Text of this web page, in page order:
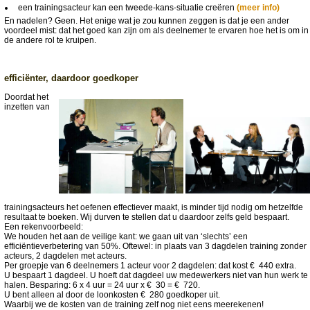
een trainingsacteur kan een tweede-kans-situatie creëren (meer info)
En nadelen? Geen. Het enige wat je zou kunnen zeggen is dat je een ander
voordeel mist: dat het goed kan zijn om als deelnemer te ervaren hoe het is om in
de andere rol te kruipen.
efficiënter, daardoor goedkoper
Doordat het
inzetten van
trainingsacteurs het oefenen effectiever maakt, is minder tijd nodig om hetzelfde
resultaat te boeken. Wij durven te stellen dat u daardoor zelfs geld bespaart.
Een rekenvoorbeeld:
We houden het aan de veilige kant: we gaan uit van ‘slechts’ een
efficiëntieverbetering van 50%. Oftewel: in plaats van 3 dagdelen training zonder
acteurs, 2 dagdelen met acteurs.
Per groepje van 6 deelnemers 1 acteur voor 2 dagdelen: dat kost € 440 extra.
U bespaart 1 dagdeel. U hoeft dat dagdeel uw medewerkers niet van hun werk te
halen. Besparing: 6 x 4 uur = 24 uur x € 30 = € 720.
U bent alleen al door de loonkosten € 280 goedkoper uit.
Waarbij we de kosten van de training zelf nog niet eens meerekenen!